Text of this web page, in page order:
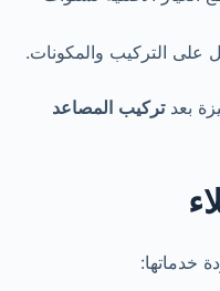
التركيب والمكونات.
بعدتركيب المصاعد
خدماتها: